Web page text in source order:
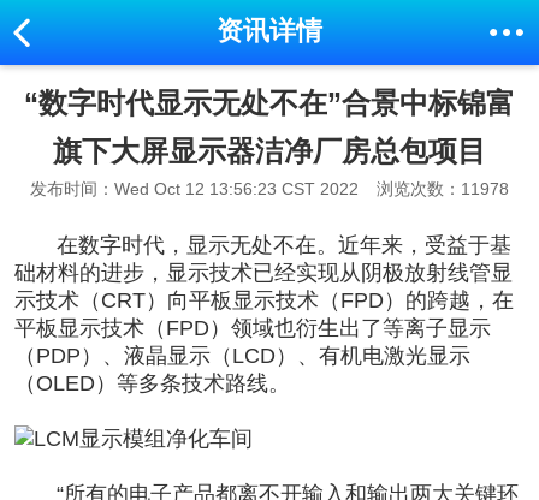
资讯详情
“数字时代显示无处不在”合景中标锦富
旗下大屏显示器洁净厂房总包项目
发布时间：Wed Oct 12 13:56:23 CST 2022 浏览次数：11978
在数字时代，显示无处不在。近年来，受益于基
础材料的进步，显示技术已经实现从阴极放射线管显
示技术（CRT）向平板显示技术（FPD）的跨越，在
平板显示技术（FPD）领域也衍生出了等离子显示
（PDP）、液晶显示（LCD）、有机电激光显示
（OLED）等多条技术路线。
“所有的电子产品都离不开输入和输出两大关键环